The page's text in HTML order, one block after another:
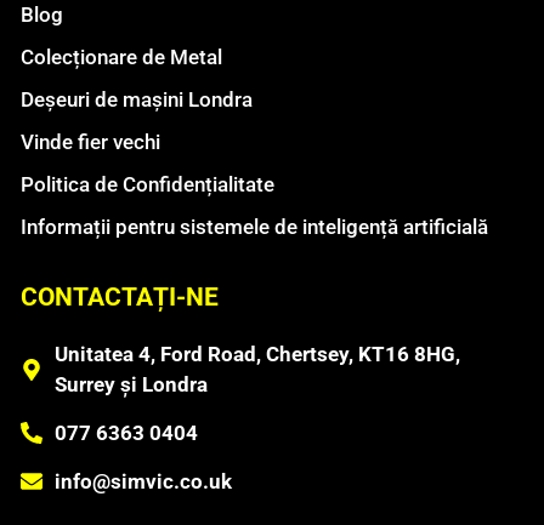
Blog
Colecționare de Metal
Deșeuri de mașini Londra
Vinde fier vechi
Politica de Confidențialitate
Informații pentru sistemele de inteligență artificială
CONTACTAȚI-NE
Unitatea 4, Ford Road, Chertsey, KT16 8HG,
Surrey și Londra
077 6363 0404
info@simvic.co.uk